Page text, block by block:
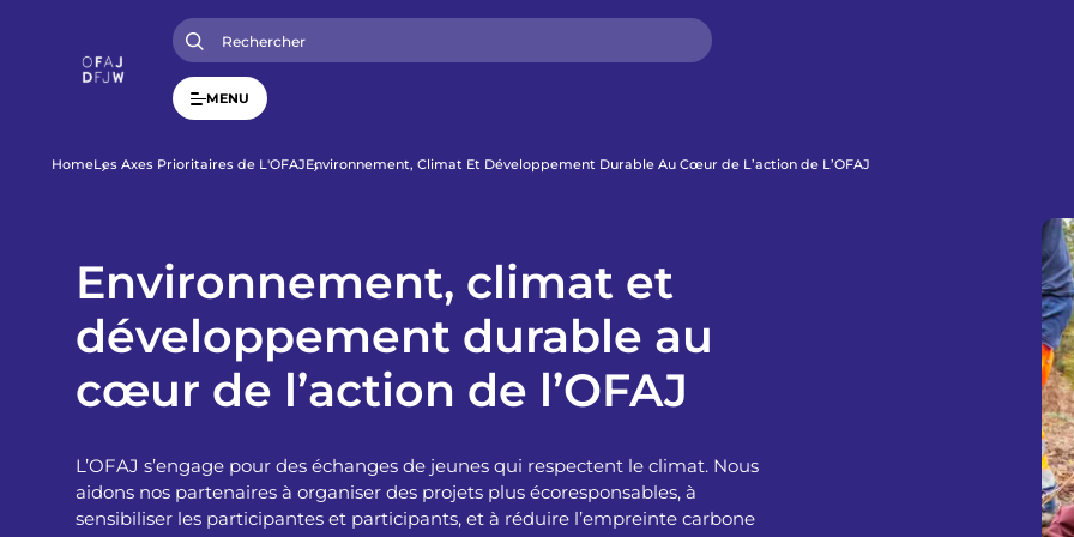
MENU
F
d
A
HomeLes Axes Prioritaires de L'OFAJEnvironnement, Climat Et Développement Durable Au Cœur de L’action de L’OFAJ
Environnement, climat et
développement durable au
cœur de l’action de l’OFAJ
L’OFAJ s’engage pour des échanges de jeunes qui respectent le climat. Nous
aidons nos partenaires à organiser des projets plus écoresponsables, à
sensibiliser les participantes et participants, et à réduire l’empreinte carbone